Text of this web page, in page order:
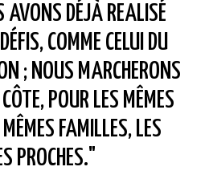
AVONS DÉJÀ REALISÉ
COMME CELUI DU
; NOUS MARCHERONS
POUR LES MÊMES
FAMILLES, LES
PROCHES."